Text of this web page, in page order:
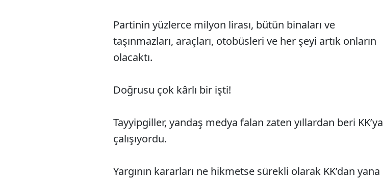
Partinin yüzlerce milyon lirası, bütün binaları ve
taşınmazları, araçları, otobüsleri ve her şeyi artık onların
olacaktı.
Doğrusu çok kârlı bir işti!
Tayyipgiller, yandaş medya falan zaten yıllardan beri KK’ya
çalışıyordu.
Yargının kararları ne hikmetse sürekli olarak KK’dan yana